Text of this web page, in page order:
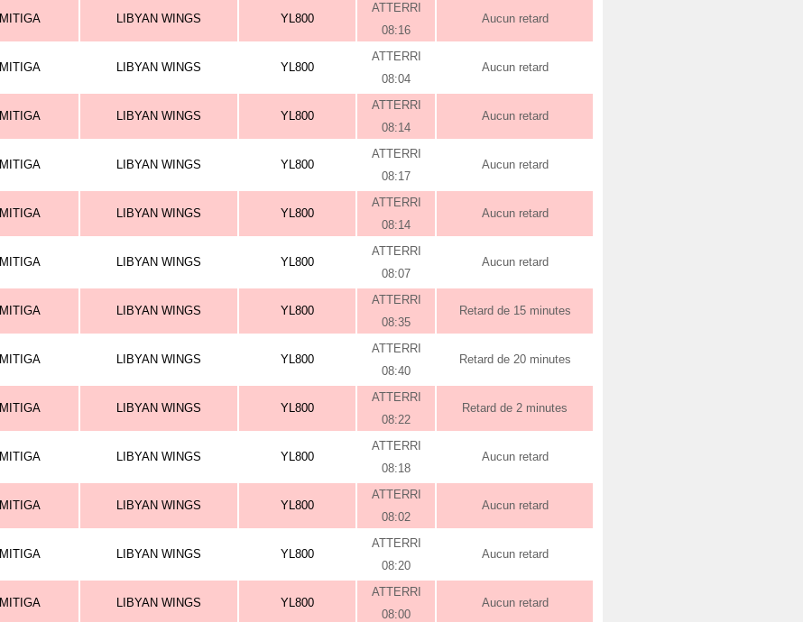
MITIGA LIBYAN WINGS YL800
ATTERRI
08:16
Aucun retard
MITIGA LIBYAN WINGS YL800
ATTERRI
08:04
Aucun retard
MITIGA LIBYAN WINGS YL800
ATTERRI
08:14
Aucun retard
MITIGA LIBYAN WINGS YL800
ATTERRI
08:17
Aucun retard
MITIGA LIBYAN WINGS YL800
ATTERRI
08:14
Aucun retard
MITIGA LIBYAN WINGS YL800
ATTERRI
08:07
Aucun retard
MITIGA LIBYAN WINGS YL800
ATTERRI
08:35
Retard de 15 minutes
MITIGA LIBYAN WINGS YL800
ATTERRI
08:40
Retard de 20 minutes
MITIGA LIBYAN WINGS YL800
ATTERRI
08:22
Retard de 2 minutes
MITIGA LIBYAN WINGS YL800
ATTERRI
08:18
Aucun retard
MITIGA LIBYAN WINGS YL800
ATTERRI
08:02
Aucun retard
MITIGA LIBYAN WINGS YL800
ATTERRI
08:20
Aucun retard
MITIGA LIBYAN WINGS YL800
ATTERRI
08:00
Aucun retard